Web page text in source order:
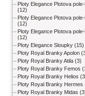
Ploty Elegance Plotova
(12)
Ploty Elegance Plotova
(12)
Ploty Elegance Plotova
(12)
Ploty Elegance Sloupky (15)
Ploty Royal Branky Apolon
Ploty Royal Branky Atila (3)
Ploty Royal Branky Femos
Ploty Royal Branky Helios
Ploty Royal Branky Hermes
Ploty Royal Branky Midas